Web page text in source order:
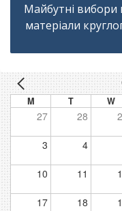
Майбутні вибори
матеріали
M T W
27 28
3 4
10 11
17 18